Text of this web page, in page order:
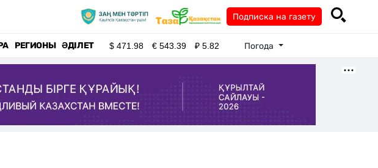
Подписка на газету
РЕГИОНЫ ӘДІЛЕТ $471.98 €543.39 ₽5.82 Погода